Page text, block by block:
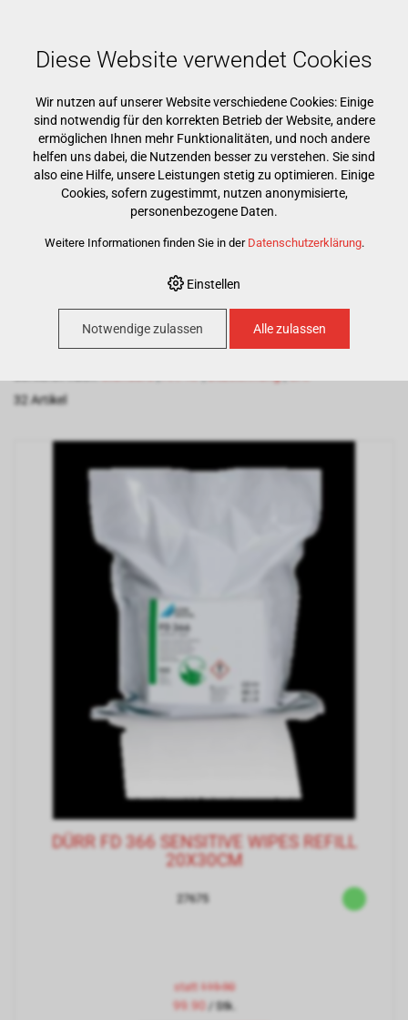
E-SHOP › AKTIONEN
Aktionen
100
32 Artikel
DÜRR FD 366 SENSITIVE WIPES REFILL
20X30CM
27675
statt 119.90
99.90 / Stk.
Diese Website verwendet Cookies
Wir nutzen auf unserer Website verschiedene Cookies: Einige
sind notwendig für den korrekten Betrieb der Website, andere
ermöglichen Ihnen mehr Funktionalitäten, und noch andere
helfen uns dabei, die Nutzenden besser zu verstehen. Sie sind
also eine Hilfe, unsere Leistungen stetig zu optimieren. Einige
Cookies, sofern zugestimmt, nutzen anonymisierte,
personenbezogene Daten.
Weitere Informationen finden Sie in der Datenschutzerklärung.
Einstellen
Notwendige zulassen Alle zulassen